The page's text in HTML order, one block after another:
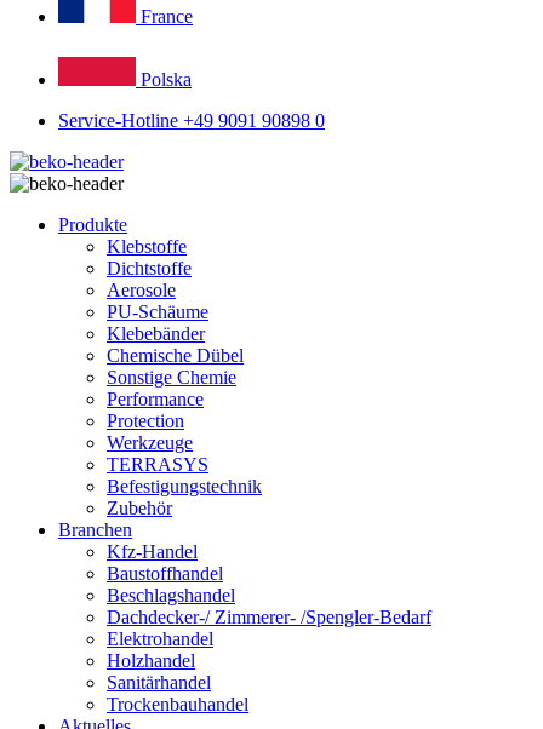
France
Polska
Service-Hotline +49 9091 90898 0
Produkte
Klebstoffe
Dichtstoffe
Aerosole
PU-Schäume
Klebebänder
Chemische Dübel
Sonstige Chemie
Performance
Protection
Werkzeuge
TERRASYS
Befestigungstechnik
Zubehör
Branchen
Kfz-Handel
Baustoffhandel
Beschlagshandel
Dachdecker-/ Zimmerer- /Spengler-Bedarf
Elektrohandel
Holzhandel
Sanitärhandel
Trockenbauhandel